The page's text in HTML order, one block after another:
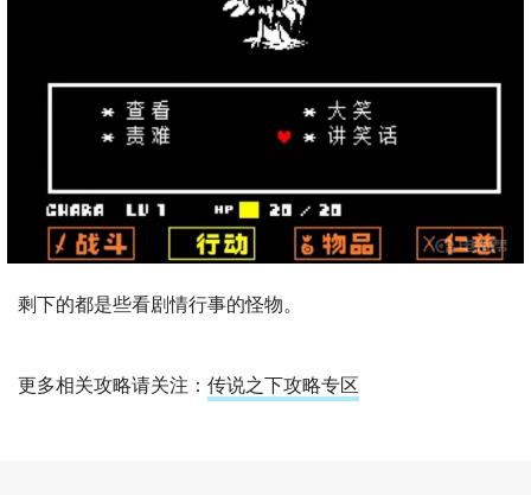
剩下的都是些看剧情行事的怪物。
更多相关攻略请关注： 传说之下攻略专区